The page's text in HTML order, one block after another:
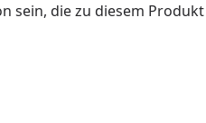
sein, die zu diesem